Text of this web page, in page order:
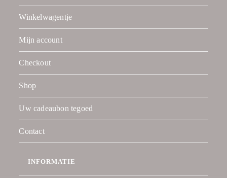
Winkelwagentje
Mijn account
Checkout
Shop
Uw cadeaubon tegoed
Contact
INFORMATIE